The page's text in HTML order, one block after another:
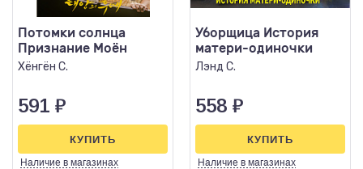
Потомки солнца
Признание Моён
Хёнгён С.
591 ₽
Наличие в магазинах
КУПИТЬ
Уборщица История
матери-одиночки
Лэнд С.
558 ₽
Наличие в магазинах
КУПИТЬ